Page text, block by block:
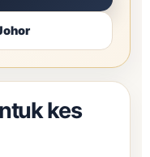
kes